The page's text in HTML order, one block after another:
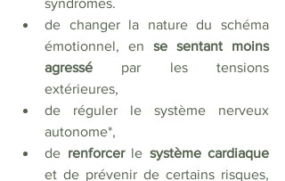
syndromes.
de changer la nature du schéma
émotionnel, en se sentant moins
agressé par les tensions
extérieures,
de réguler le système nerveux
autonome*,
de renforcer le système cardiaque
et de prévenir de certains risques,